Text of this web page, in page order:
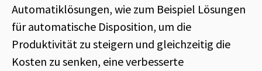
Automatiklösungen, wie zum Beispiel Lösungen
für automatische Disposition, um die
Produktivität zu steigern und gleichzeitig die
Kosten zu senken, eine verbesserte